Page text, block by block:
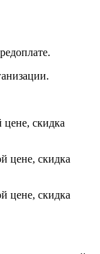
цене, скидка
цене, скидка
цене, скидка